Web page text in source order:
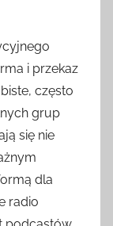
i przekaz
często
grup
się nie
dla
radio